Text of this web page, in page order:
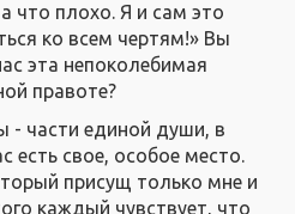
что плохо. Я и сам это
ко всем чертям!» Вы
эта непоколебимая
правоте?
- части единой души, в
есть свое, особое место.
присущ только мне и
каждый чувствует, что